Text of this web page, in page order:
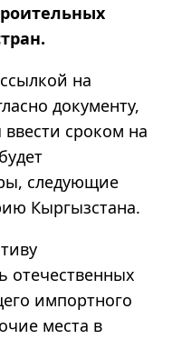
на
документу,
ввести сроком на
следующие
Кыргызстана.
отечественных
импортного
места в